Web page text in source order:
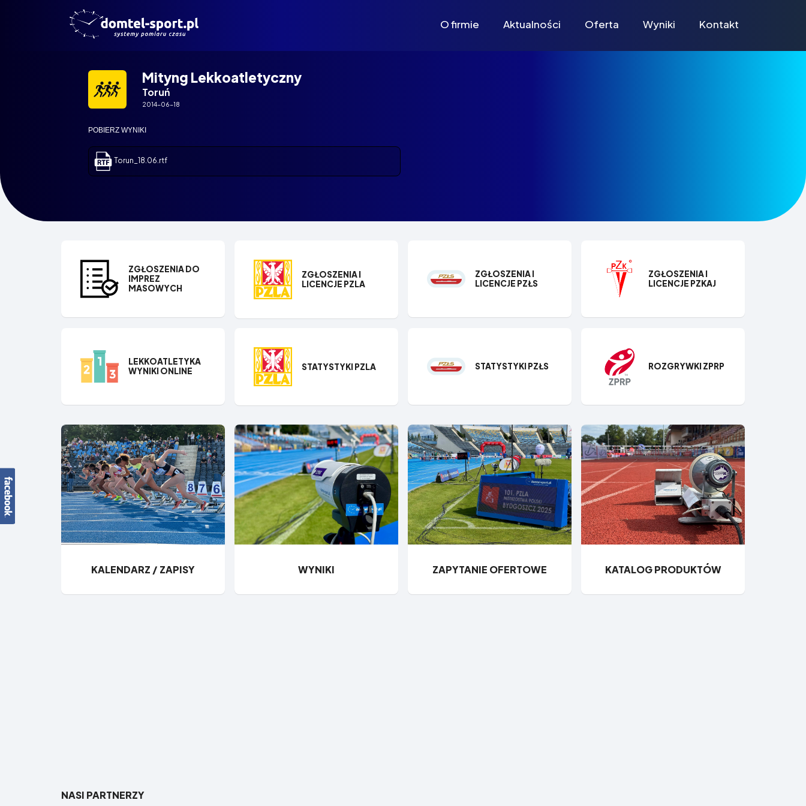
O firmie Aktualności Oferta Wyniki Kontakt
Mityng Lekkoatletyczny
Toruń
2014-06-18
POBIERZ WYNIKI
Torun_18.06.rtf
ZGŁOSZENIA DO
IMPREZ
MASOWYCH
ZGŁOSZENIA I
LICENCJE PZLA
ZGŁOSZENIA I
LICENCJE PZŁS
ZGŁOSZENIA I
LICENCJE PZKAJ
LEKKOATLETYKA
WYNIKI ONLINE
STATYSTYKI P​ZLA STATYSTYKI PZŁS ROZGRYWKI ZPRP
KALENDARZ / ZAPISY WYNIKI ZAPYTANIE OFERTOWE KATALOG PRODUKTÓW
NASI PARTNERZY